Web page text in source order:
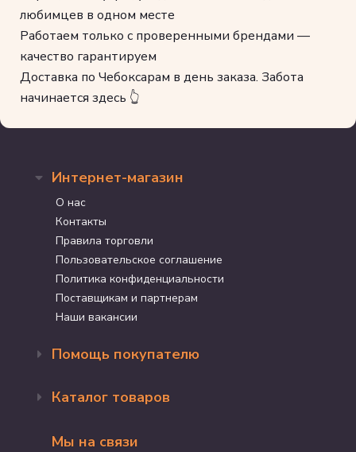
любимцев в одном месте
Работаем только с проверенными брендами —
качество гарантируем
Доставка по Чебоксарам в день заказа. Забота
начинается здесь 👆
Интернет-магазин
О нас
Контакты
Правила торговли
Пользовательское соглашение
Политика конфиденциальности
Поставщикам и партнерам
Наши вакансии
Помощь покупателю
Доставка и оплата
Программа лояльности
Каталог товаров
Акции
Мы на связи